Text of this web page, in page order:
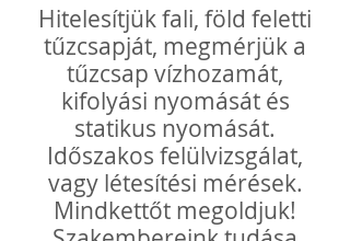
Hitelesítjük fali, föld feletti
tűzcsapját, megmérjük a
tűzcsap vízhozamát,
kifolyási nyomását és
statikus nyomását.
Időszakos felülvizsgálat,
vagy létesítési mérések.
Mindkettőt megoldjuk!